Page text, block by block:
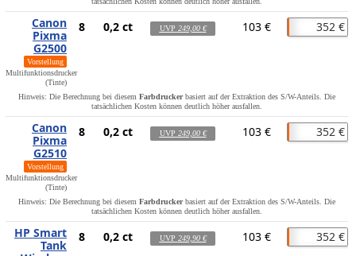
Canon
Pixma
G2500
Vorstellung
Multifunktionsdrucker
(Tinte)
8 0,2 ct UVP 249,00 € 103 € 352 €
Hinweis: Die Berechnung bei diesem Farbdruckerbasiert auf der Extraktion des S/W-Anteils. Die
tatsächlichen Kosten können deutlich höher ausfallen.
Canon
Pixma
G2510
Vorstellung
Multifunktionsdrucker
(Tinte)
8 0,2 ct UVP 249,00 € 103 € 352 €
Hinweis: Die Berechnung bei diesem Farbdruckerbasiert auf der Extraktion des S/W-Anteils. Die
tatsächlichen Kosten können deutlich höher ausfallen.
HP Smart
Tank
8 0,2 ct UVP 249,90 € 103 € 352 €